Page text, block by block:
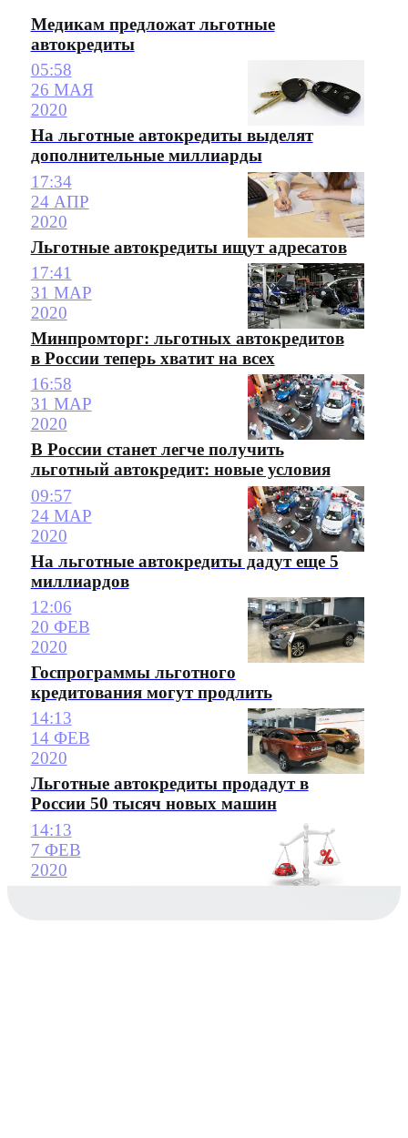
Медикам предложат льготные
автокредиты
05:58
26 МАЯ
2020
На льготные автокредиты выделят
дополнительные миллиарды
17:34
24 АПР
2020
Льготные автокредиты ищут адресатов
17:41
31 МАР
2020
Минпромторг: льготных автокредитов
в России теперь хватит на всех
16:58
31 МАР
2020
В России станет легче получить
льготный автокредит: новые условия
09:57
24 МАР
2020
На льготные автокредиты дадут еще 5
миллиардов
12:06
20 ФЕВ
2020
Госпрограммы льготного
кредитования могут продлить
14:13
14 ФЕВ
2020
Льготные автокредиты продадут в
России 50 тысяч новых машин
14:13
7 ФЕВ
2020